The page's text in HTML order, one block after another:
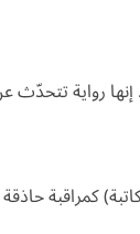
… إنها رواية
كمراقبة